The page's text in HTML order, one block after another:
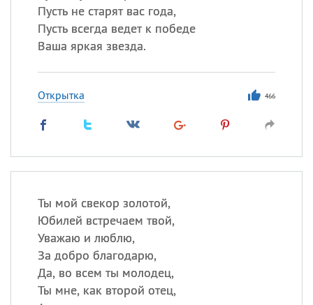
Пусть не старят вас года,
Пусть всегда ведет к победе
Ваша яркая звезда.
Открытка 466
Ты мой свекор золотой,
Юбилей встречаем твой,
Уважаю и люблю,
За добро благодарю,
Да, во всем ты молодец,
Ты мне, как второй отец,